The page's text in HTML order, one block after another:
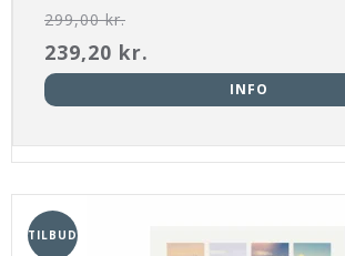
299,00 kr.
239,20 kr.
INFO
TILBUD